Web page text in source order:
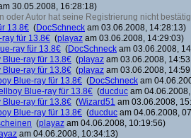
30.05.2008, 16:28:18)
oder Autor hat seine Registrierung nicht
13.8€ (DocSchneck am 03.06.2008, 14:28:13)
für 13.8€ (playaz am 03.06.2008, 14:29:03)
ray für 13.8€ (DocSchneck am 03.06.2008,
Blue-ray für 13.8€ (playaz am 03.06.2008,
Blue-ray für 13.8€ (playaz am 03.06.2008,
Blue-ray für 13.8€ (DocSchneck am
Blue-ray für 13.8€ (ducduc am
Blue-ray für 13.8€ (Wizard51 am 03.06.2008,
Blue-ray für 13.8€ (ducduc am 04.06.2008,
(playaz am 04.06.2008, 10:19:56)
am 04.06.2008, 10:34:13)